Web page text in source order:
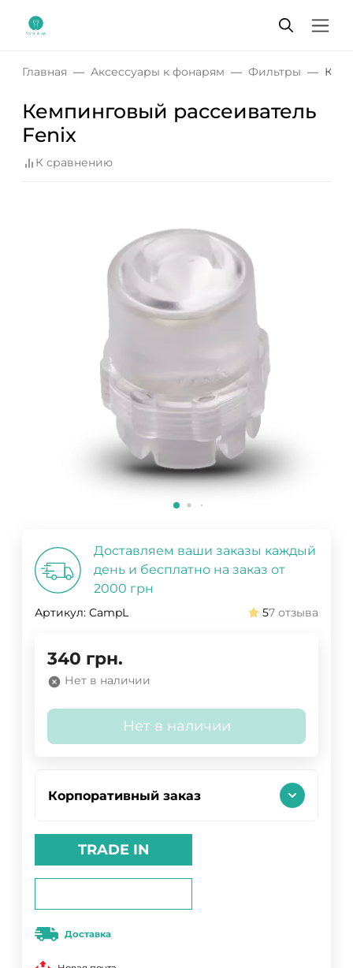
Главная Аксессуары к фонарям Фильтры
Кемпинговый рассеиватель
Fenix
К сравнению
Доставляем ваши заказы каждый
день и бесплатно на заказ от
2000 грн
Артикул: CampL 57 отзыва
340 грн.
Нет в наличии
Нет в наличии
Корпоративный заказ
TRADE IN
Доставка